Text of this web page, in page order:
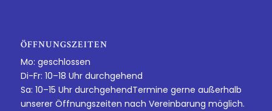
ÖFFNUNGSZEITEN
Mo: geschlossen
Di-Fr: 10–18 Uhr durchgehend
Sa: 10–15 Uhr durchgehendTermine gerne außerhalb
unserer Öffnungszeiten nach Vereinbarung möglich.